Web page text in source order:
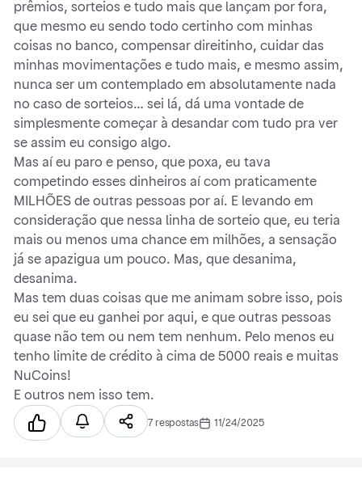
prêmios, sorteios e tudo mais que lançam por fora,
que mesmo eu sendo todo certinho com minhas
coisas no banco, compensar direitinho, cuidar das
minhas movimentações e tudo mais, e mesmo assim,
nunca ser um contemplado em absolutamente nada
no caso de sorteios… sei lá, dá uma vontade de
simplesmente começar à desandar com tudo pra ver
se assim eu consigo algo.
Mas aí eu paro e penso, que poxa, eu tava
competindo esses dinheiros aí com praticamente
MILHÕES de outras pessoas por aí. E levando em
consideração que nessa linha de sorteio que, eu teria
mais ou menos uma chance em milhões, a sensação
já se apazigua um pouco. Mas, que desanima,
desanima.
Mas tem duas coisas que me animam sobre isso, pois
eu sei que eu ganhei por aqui, e que outras pessoas
quase não tem ou nem tem nenhum. Pelo menos eu
tenho limite de crédito à cima de 5000 reais e muitas
NuCoins!
E outros nem isso tem.
7 respostas 11/24/2025